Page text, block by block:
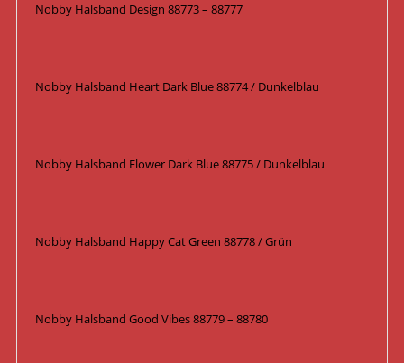
Nobby Halsband Design 88773 – 88777
Nobby Halsband Heart Dark Blue 88774 / Dunkelblau
Nobby Halsband Flower Dark Blue 88775 / Dunkelblau
Nobby Halsband Happy Cat Green 88778 / Grün
Nobby Halsband Good Vibes 88779 – 88780